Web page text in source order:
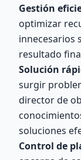
Gestión
optimizar
innecesarios
resultado
Solución
surgir
director de
soluciones
Control de